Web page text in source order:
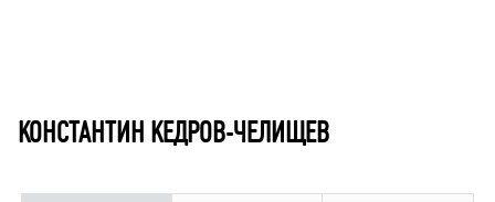
КОНСТАНТИН КЕДРОВ-ЧЕЛИЩЕВ